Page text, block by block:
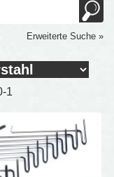
Erweiterte Suche »
1